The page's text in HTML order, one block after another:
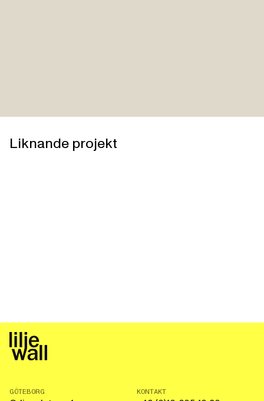
Liknande projekt
GÖTEBORG KONTAKT